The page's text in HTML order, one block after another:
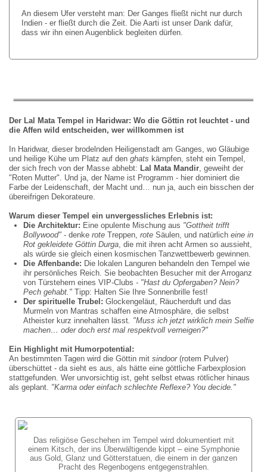
An diesem Ufer versteht man: Der Ganges fließt nicht nur durch
Indien - er fließt durch die Zeit. Die Aarti ist unser Dank dafür,
dass wir ihn einen Augenblick begleiten dürfen.
Der Lal Mata Tempel in Haridwar: Wo die Göttin rot leuchtet - und
die Affen wild entscheiden, wer willkommen ist
In Haridwar, dieser brodelnden Heiligenstadt am Ganges, wo Gläubige
und heilige Kühe um Platz auf den ghats kämpfen, steht ein Tempel,
der sich frech von der Masse abhebt: Lal Mata Mandir, geweiht der
"Roten Mutter". Und ja, der Name ist Programm - hier dominiert die
Farbe der Leidenschaft, der Macht und… nun ja, auch ein bisschen der
übereifrigen Dekorateure.
Warum dieser Tempel ein unvergessliches Erlebnis ist:
Die Architektur: Eine opulente Mischung aus "Gottheit trifft
Bollywood" - denke rote Treppen, rote Säulen, und natürlich eine in
Rot gekleidete Göttin Durga, die mit ihren acht Armen so aussieht,
als würde sie gleich einen kosmischen Tanzwettbewerb gewinnen.
Die Affenbande: Die lokalen Languren behandeln den Tempel wie
ihr persönliches Reich. Sie beobachten Besucher mit der Arroganz
von Türstehern eines VIP-Clubs - "Hast du Opfergaben? Nein?
Pech gehabt." Tipp: Halten Sie Ihre Sonnenbrille fest!
Der spirituelle Trubel: Glockengeläut, Räucherduft und das
Murmeln von Mantras schaffen eine Atmosphäre, die selbst
Atheister kurz innehalten lässt. "Muss ich jetzt wirklich mein Selfie
machen… oder doch erst mal respektvoll verneigen?"
Ein Highlight mit Humorpotential:
An bestimmten Tagen wird die Göttin mit sindoor (rotem Pulver)
überschüttet - da sieht es aus, als hätte eine göttliche Farbexplosion
stattgefunden. Wer unvorsichtig ist, geht selbst etwas rötlicher hinaus
als geplant. "Karma oder einfach schlechte Reflexe? You decide."
Das religiöse Geschehen im Tempel wird dokumentiert mit
einem Kitsch, der ins Überwältigende kippt – eine Symphonie
aus Gold, Glanz und Götterstatuen, die einem in der ganzen
Pracht des Regenbogens entgegenstrahlen.